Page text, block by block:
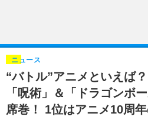
ゲーム
イベント
海外イベント
俳優・タレント
ビジネス
アニメ
書評
動画
アニメ
連載・コラム
“バトル”アニメといえば
「呪術」＆「ドラゴンボ
席巻！ 1位はアニメ10周
ニュース